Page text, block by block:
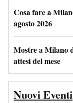
Cosa fare a
agosto 2026
Mostre a Milano
attesi del mese
Nuovi Eventi